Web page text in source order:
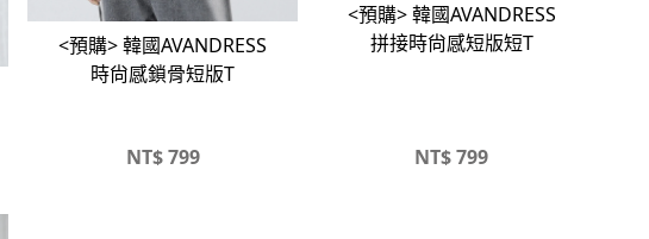
<預購> 韓國AVANDRESS
時尙感鎖骨短版T
NT$799
<預購> 韓國AVANDRESS
拼接時尙感短版短T
NT$799